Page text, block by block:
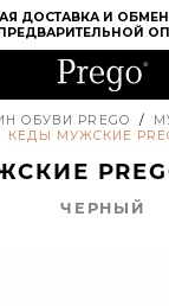
ДОСТАВКА И
ОБУВИ PREGO /
КЕДЫ МУЖСКИЕ
ЧЕРНЫЙ